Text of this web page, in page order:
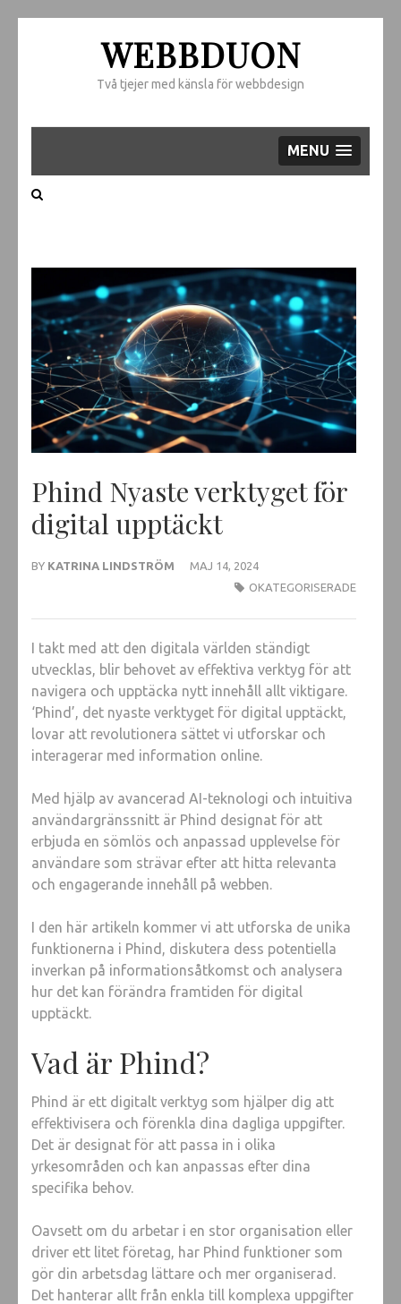
WEBBDUON
Två tjejer med känsla för webbdesign
MENU
Phind Nyaste verktyget för
digital upptäckt
BY KATRINA LINDSTRÖM
MAJ 14, 2024
OKATEGORISERADE
I takt med att den digitala världen ständigt
utvecklas, blir behovet av effektiva verktyg för att
navigera och upptäcka nytt innehåll allt viktigare.
‘Phind’, det nyaste verktyget för digital upptäckt,
lovar att revolutionera sättet vi utforskar och
interagerar med information online.
Med hjälp av avancerad AI-teknologi och intuitiva
användargränssnitt är Phind designat för att
erbjuda en sömlös och anpassad upplevelse för
användare som strävar efter att hitta relevanta
och engagerande innehåll på webben.
I den här artikeln kommer vi att utforska de unika
funktionerna i Phind, diskutera dess potentiella
inverkan på informationsåtkomst och analysera
hur det kan förändra framtiden för digital
upptäckt.
Vad är Phind?
Phind är ett digitalt verktyg som hjälper dig att
effektivisera och förenkla dina dagliga uppgifter.
Det är designat för att passa in i olika
yrkesområden och kan anpassas efter dina
specifika behov.
Oavsett om du arbetar i en stor organisation eller
driver ett litet företag, har Phind funktioner som
gör din arbetsdag lättare och mer organiserad.
Det hanterar allt från enkla till komplexa uppgifter